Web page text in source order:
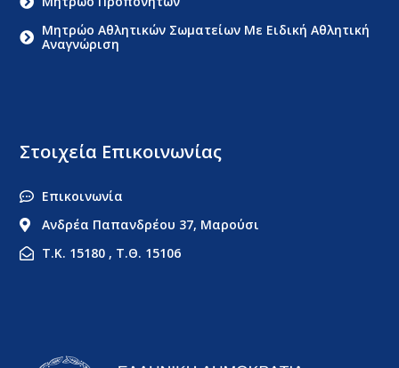
Στοιχεία Επικοινωνίας
Επικοινωνία
Ανδρέα Παπανδρέου 37, Μαρούσι
Τ.Κ. 15180 , Τ.Θ. 15106
Μητρώο Αθλητικών Σωματείων Με Ειδική Αθλητική
Αναγνώριση